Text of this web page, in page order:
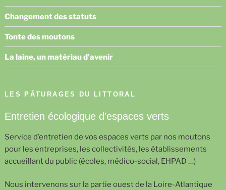
Changement des statuts
Tonte des moutons
La laine, un matériau d’avenir
LES PÂTURAGES DU LITTORAL
Entretien écologique d’espaces verts
Service d’entretien de vos espaces verts par nos moutons
pour les entreprises, les collectivités, les établissements
accueillant du public (écoles, médico-social, EHPAD …)
Nous intervenons sur la partie ouest de la Loire-Atlantique